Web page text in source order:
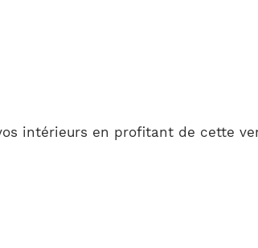
intérieurs en profitant de cette